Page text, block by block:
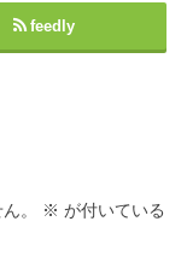
feedly
。 ※ が付いている